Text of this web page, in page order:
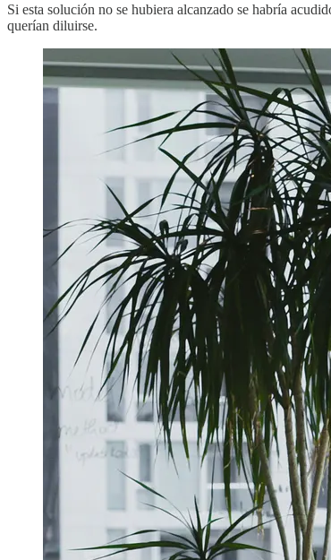
Si esta solución no se hubiera alcanzado se habría
querían diluirse.